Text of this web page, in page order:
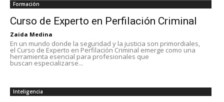
Formación
Curso de Experto en Perfilación Criminal
Zaida Medina
En un mundo donde la seguridad y la justicia son primordiales,
el Curso de Experto en Perfilación Criminal emerge como una
herramienta esencial para profesionales que
buscan especializarse...
Inteligencia